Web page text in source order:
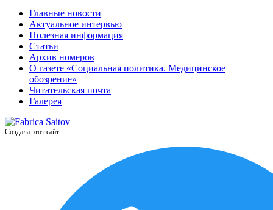
Главные новости
Актуальное интервью
Полезная информация
Статьи
Архив номеров
О газете «Социальная политика. Медицинское
обозрение»
Читательская почта
Галерея
Создала этот сайт